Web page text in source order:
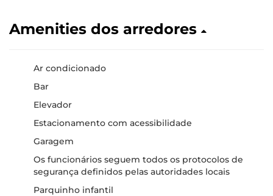
Amenities dos arredores
Ar condicionado
Bar
Elevador
Estacionamento com acessibilidade
Garagem
Os funcionários seguem todos os protocolos de
segurança definidos pelas autoridades locais
Parquinho infantil